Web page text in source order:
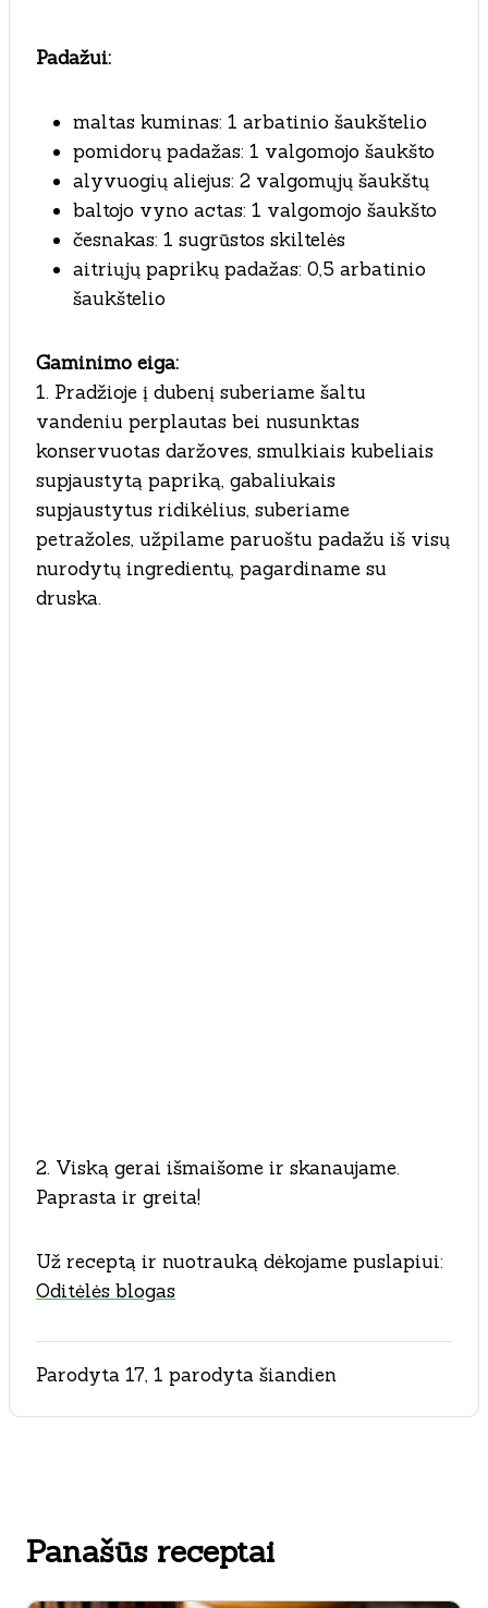
Padažui:
maltas kuminas: 1 arbatinio šaukštelio
pomidorų padažas: 1 valgomojo šaukšto
alyvuogių aliejus: 2 valgomųjų šaukštų
baltojo vyno actas: 1 valgomojo šaukšto
česnakas: 1 sugrūstos skiltelės
aitriųjų paprikų padažas: 0,5 arbatinio
šaukštelio
Gaminimo eiga:
1. Pradžioje į dubenį suberiame šaltu
vandeniu perplautas bei nusunktas
konservuotas daržoves, smulkiais kubeliais
supjaustytą papriką, gabaliukais
supjaustytus ridikėlius, suberiame
petražoles, užpilame paruoštu padažu iš visų
nurodytų ingredientų, pagardiname su
druska.
2. Viską gerai išmaišome ir skanaujame.
Paprasta ir greita!
Už receptą ir nuotrauką dėkojame puslapiui:
Oditėlės blogas
Parodyta 17, 1 parodyta šiandien
Panašūs receptai